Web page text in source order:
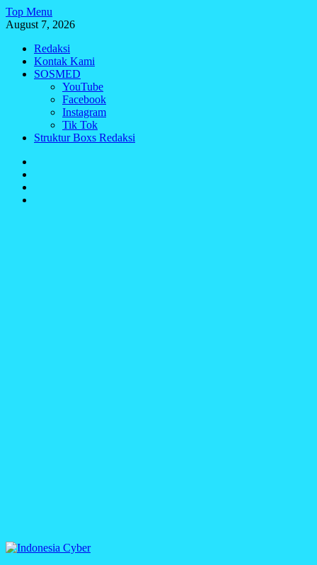
Skip
to
Top Menu
August 7, 2026
Redaksi
Kontak Kami
SOSMED
YouTube
Facebook
Instagram
Tik Tok
Struktur Boxs Redaksi